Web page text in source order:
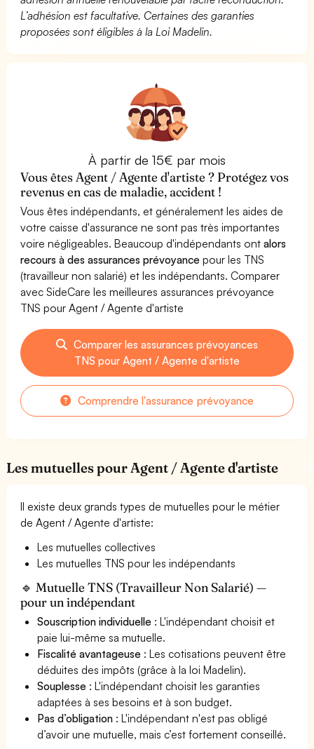
L’adhésion est facultative. Certaines des garanties
proposées sont éligibles à la Loi Madelin.
À partir de 15€ par mois
Vous êtes Agent / Agente d'artiste ? Protégez vos
revenus en cas de maladie, accident !
Vous êtes indépendants, et généralement les aides de
votre caisse d'assurance ne sont pas très importantes
voire négligeables. Beaucoup d'indépendants ontalors
recours à des assurances prévoyance pour les TNS
(travailleur non salarié) et les indépendants. Comparer
avec SideCare les meilleures assurances prévoyance
TNS pour Agent / Agente d'artiste
Comparer les assurances prévoyances
TNS pour Agent / Agente d'artiste
Comprendre l'assurance prévoyance
Les mutuelles pour Agent / Agente d'artiste
Il existe deux grands types de mutuelles pour le métier
de Agent / Agente d'artiste:
Les mutuelles collectives
Les mutuelles TNS pour les indépendants
🔹 Mutuelle TNS (Travailleur Non Salarié) —
pour un indépendant
Souscription individuelle : L'indépendant choisit et
paie lui-même sa mutuelle.
Fiscalité avantageuse : Les cotisations peuvent être
déduites des impôts (grâce à la loi Madelin).
Souplesse : L'indépendant choisit les garanties
adaptées à ses besoins et à son budget.
Pas d’obligation : L'indépendant n'est pas obligé
d’avoir une mutuelle, mais c’est fortement conseillé.